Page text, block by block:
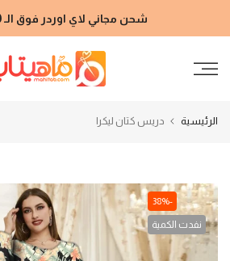
إلى
شحن مجاني لاي اوردر فوق الـ 2000 جنيه
الرئيسية دريس كتان ليكرا
-38%
نفدت الكمية